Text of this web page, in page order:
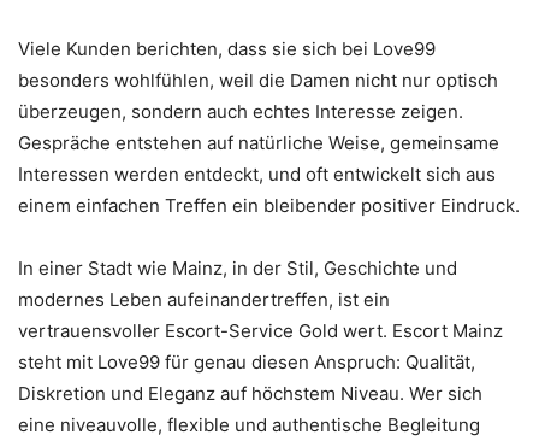
Viele Kunden berichten, dass sie sich bei Love99
besonders wohlfühlen, weil die Damen nicht nur optisch
überzeugen, sondern auch echtes Interesse zeigen.
Gespräche entstehen auf natürliche Weise, gemeinsame
Interessen werden entdeckt, und oft entwickelt sich aus
einem einfachen Treffen ein bleibender positiver Eindruck.
In einer Stadt wie Mainz, in der Stil, Geschichte und
modernes Leben aufeinandertreffen, ist ein
vertrauensvoller Escort-Service Gold wert. Escort Mainz
steht mit Love99 für genau diesen Anspruch: Qualität,
Diskretion und Eleganz auf höchstem Niveau. Wer sich
eine niveauvolle, flexible und authentische Begleitung